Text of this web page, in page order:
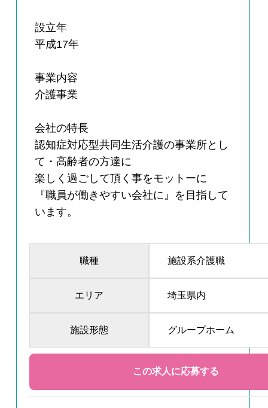
設立年
平成17年
事業内容
介護事業
会社の特長
認知症対応型共同生活介護の事業所とし
て・高齢者の方達に
楽しく過ごして頂く事をモットーに
『職員が働きやすい会社に』を目指して
います。
職種 施設系介護職
エリア 埼玉県内
施設形態 グループホーム